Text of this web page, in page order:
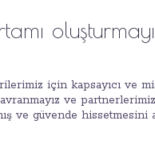
oluşturmayı
için kapsayıcı ve
ve
ve güvende hissetmesini